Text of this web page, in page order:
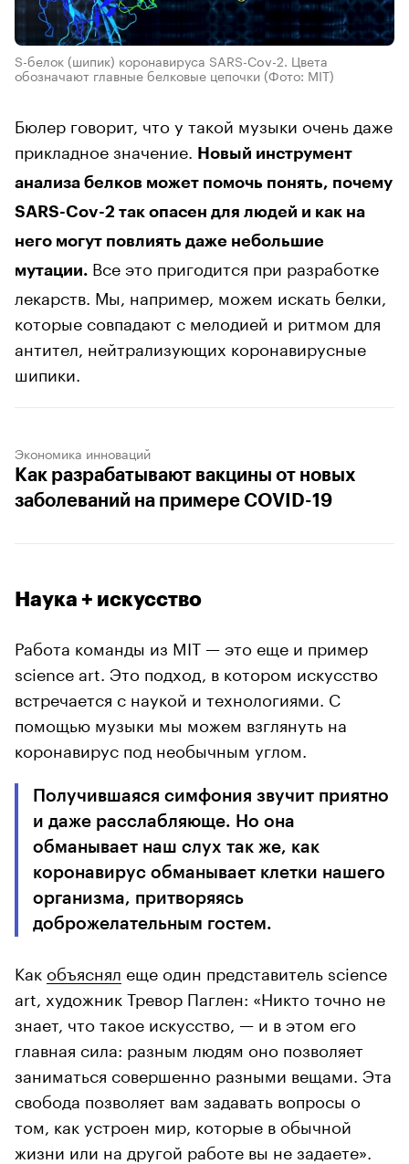
S-белок (шипик) коронавируса SARS-Cov-2. Цвета
обозначают главные белковые цепочки (Фото: MIT)
Бюлер говорит, что у такой музыки очень даже
прикладное значение.
Новый инструмент
анализа белков может помочь понять, почему
SARS-Cov-2 так опасен для людей и как на
него могут повлиять даже небольшие
мутации. Все это пригодится при разработке
лекарств. Мы, например, можем искать белки,
которые совпадают с мелодией и ритмом для
антител, нейтрализующих коронавирусные
шипики.
Экономика инноваций
Как разрабатывают вакцины от новых
заболеваний на примере COVID-19
Наука + искусство
Работа команды из MIT — это еще и пример
science art. Это подход, в котором искусство
встречается с наукой и технологиями. С
помощью музыки мы можем взглянуть на
коронавирус под необычным углом.
Получившаяся симфония звучит приятно
и даже расслабляюще. Но она
обманывает наш слух так же, как
коронавирус обманывает клетки нашего
организма, притворяясь
доброжелательным гостем.
Как объяснял еще один представитель science
art, художник Тревор Паглен: «Никто точно не
знает, что такое искусство, — и в этом его
главная сила: разным людям оно позволяет
заниматься совершенно разными вещами. Эта
свобода позволяет вам задавать вопросы о
том, как устроен мир, которые в обычной
жизни или на другой работе вы не задаете».